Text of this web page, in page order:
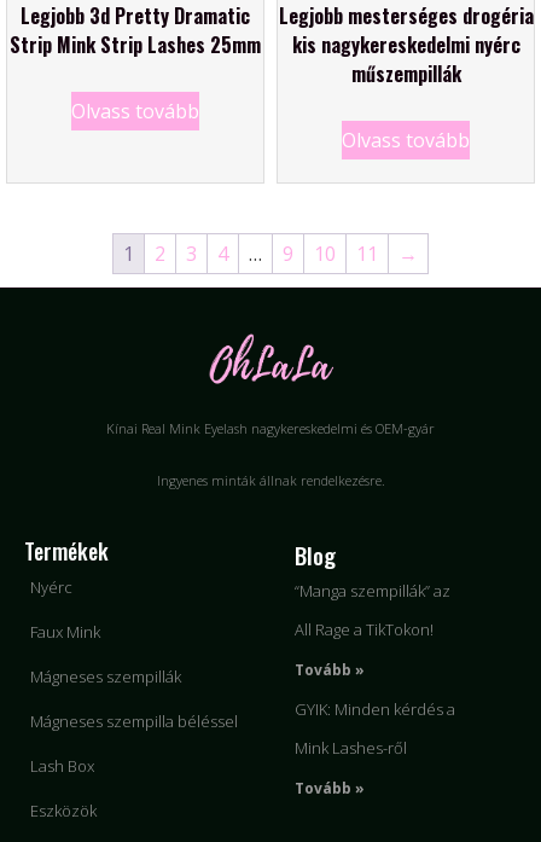
Legjobb 3d Pretty Dramatic
Strip Mink Strip Lashes 25mm
Olvass tovább
Legjobb mesterséges drogéria
kis nagykereskedelmi nyérc
műszempillák
Olvass tovább
1 2 3 4 … 9 10 11 →
Kínai Real Mink Eyelash nagykereskedelmi és OEM-gyár
Ingyenes minták állnak rendelkezésre.
Termékek
Nyérc
Faux Mink
Mágneses szempillák
Mágneses szempilla béléssel
Lash Box
Eszközök
Blog
“Manga szempillák” az
All Rage a TikTokon!
Tovább »
GYIK: Minden kérdés a
Mink Lashes-ről
Tovább »